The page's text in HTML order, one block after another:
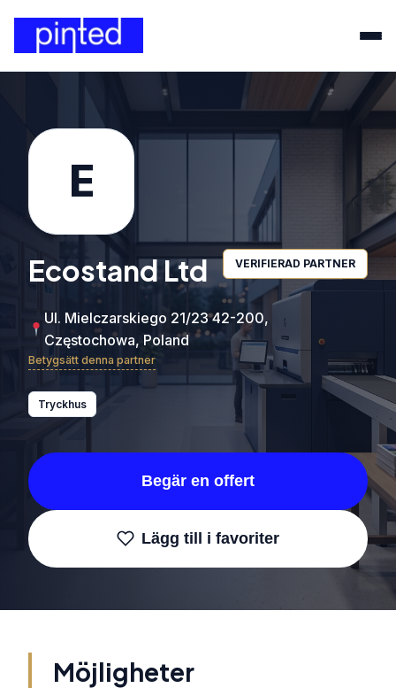
E
Ecostand Ltd VERIFIERAD PARTNER
Ul. Mielczarskiego 21/23 42-200,
Częstochowa, Poland
Betygsätt denna partner
Tryckhus
Begär en offert
Lägg till i favoriter
Möjligheter